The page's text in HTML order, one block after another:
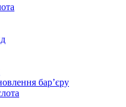
бар’єру